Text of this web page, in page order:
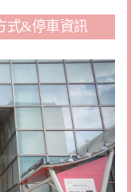
式&停車資訊